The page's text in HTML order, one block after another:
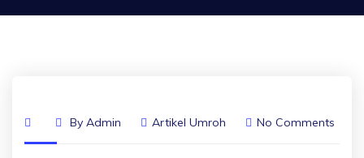
By Admin Artikel Umroh No Comments